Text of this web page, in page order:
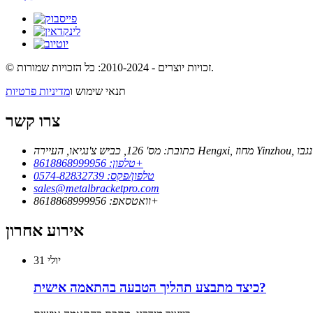
© זכויות יוצרים - 2010-2024: כל הזכויות שמורות.
תנאי שימוש ומדיניות פרטיות
צרו קשר
טלפון: 8618868999956+
טלפון/פקס: 0574-82832739
sales@metalbracketpro.com
וואטסאפ: 8618868999956+
אירוע אחרון
יולי 31
כיצד מתבצע תהליך הטבעה בהתאמה אישית?